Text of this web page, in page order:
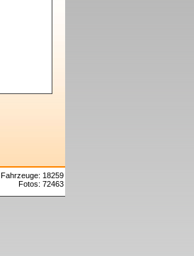
Fahrzeuge: 18259
Fotos: 72463